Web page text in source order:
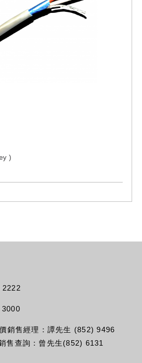
)
2222
銷售經理：譚先生 (852) 9496
售查詢：曾先生(852) 6131